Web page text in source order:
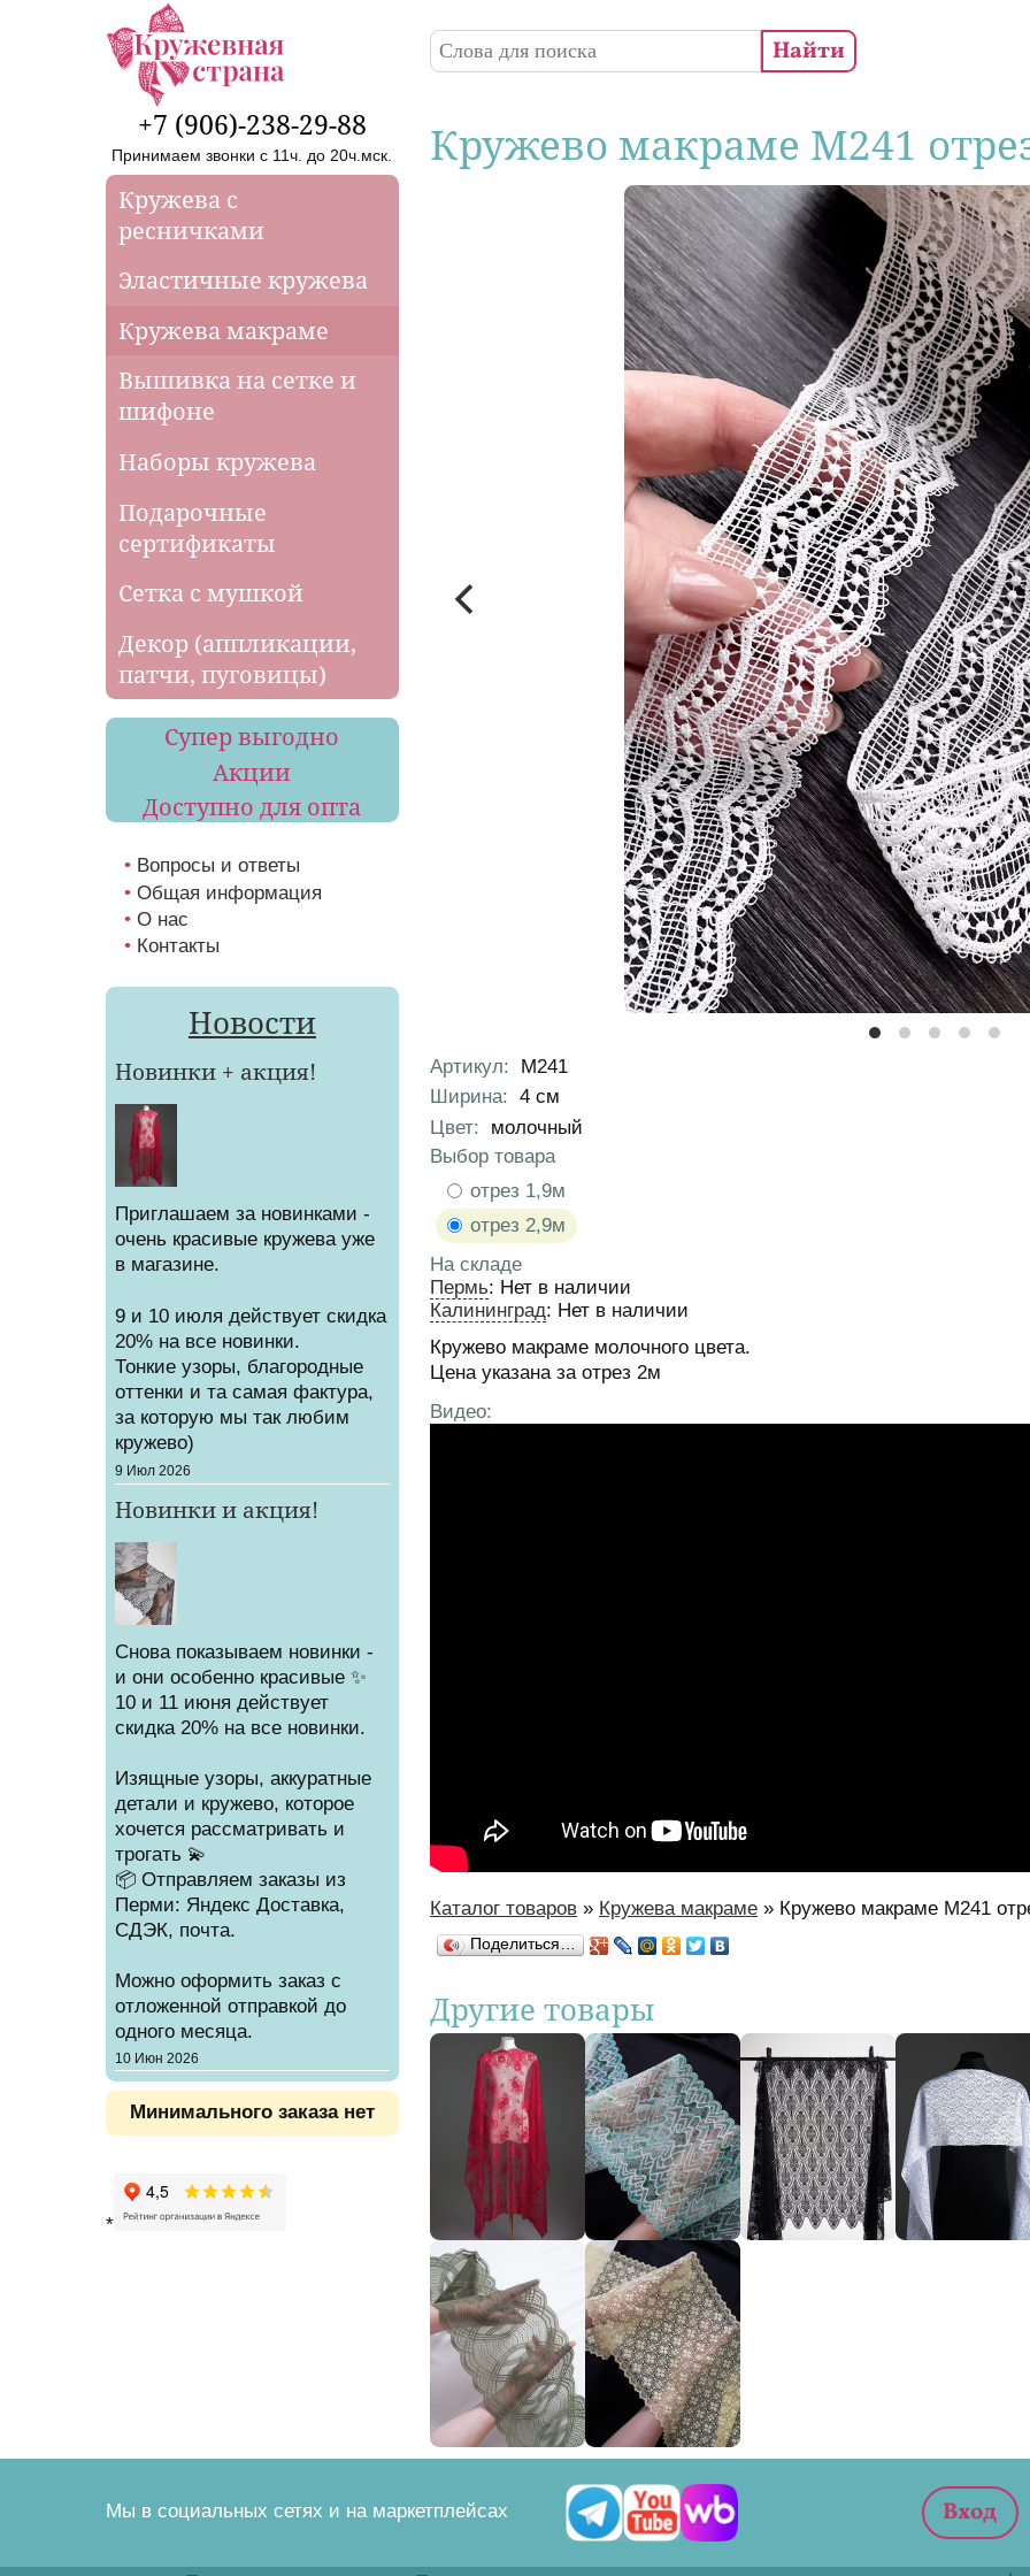
Перейти к основному содержанию
Форма поиска
Поиск
Кружево макраме М241
Артикул:
М241
Характеристики
Ширина: 4 см
Цвет:
молочный
Выбор товара
Продажа товара
отрез 1,9м
отрез 2,9м
На складе
Пермь: Нет в наличии
Калининград: Нет в наличии
Кружево макраме молочного цвета.
Цена указана за отрез 2м
Видео:
Вы здесь
Каталог товаров » Кружева макраме » Кружево макраме М241
Поделиться…
Другие товары
+7 (906)-238-29-88
Принимаем звонки с 11ч. до 20ч.мск.
Кружева с
ресничками
Эластичные кружева
Кружева макраме
Вышивка на сетке и
шифоне
Наборы кружева
Подарочные
сертификаты
Сетка с мушкой
Декор (аппликации,
патчи, пуговицы)
Супер выгодно
Акции
Доступно для опта
Вопросы и ответы
Общая информация
О нас
Контакты
Новости
Новинки + акция!
Приглашаем за новинками -
очень красивые кружева уже
в магазине.
9 и 10 июля действует скидка
20% на все новинки.
Тонкие узоры, благородные
оттенки и та самая фактура,
за которую мы так любим
кружево)
Создано
9 Июл 2026
Новинки и акция!
Снова показываем новинки -
и они особенно красивые ✨
10 и 11 июня действует
скидка 20% на все новинки.
Изящные узоры, аккуратные
детали и кружево, которое
хочется рассматривать и
трогать 💫
📦 Отправляем заказы из
Перми: Яндекс Доставка,
СДЭК, почта.
Можно оформить заказ с
отложенной отправкой до
одного месяца.
Создано
10 Июн 2026
Минимального заказа нет
*
Мы в социальных сетях и на маркетплейсах